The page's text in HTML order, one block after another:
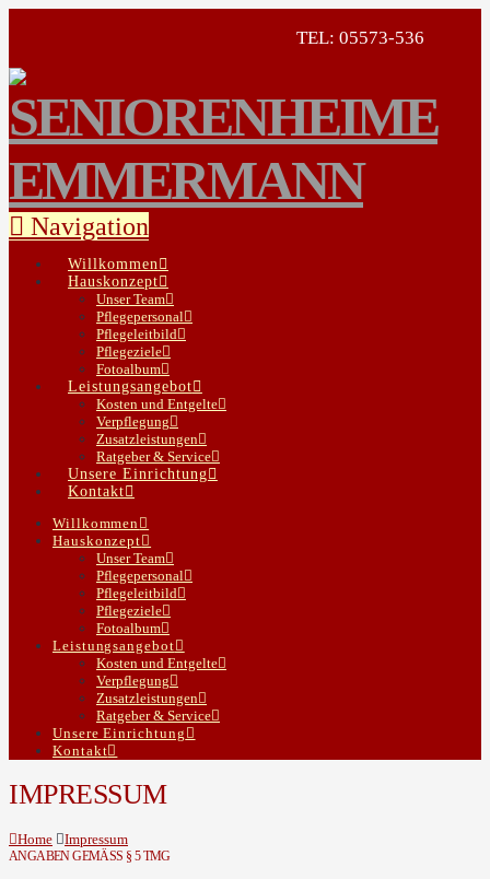
TEL: 05573-536
Navigation
Willkommen
Hauskonzept
Unser Team
Pflegepersonal
Pflegeleitbild
Pflegeziele
Fotoalbum
Leistungsangebot
Kosten und Entgelte
Verpflegung
Zusatzleistungen
Ratgeber & Service
Unsere Einrichtung
Kontakt
Willkommen
Hauskonzept
Unser Team
Pflegepersonal
Pflegeleitbild
Pflegeziele
Fotoalbum
Leistungsangebot
Kosten und Entgelte
Verpflegung
Zusatzleistungen
Ratgeber & Service
Unsere Einrichtung
Kontakt
IMPRESSUM
Home Impressum
ANGABEN GEMÄSS § 5 TMG